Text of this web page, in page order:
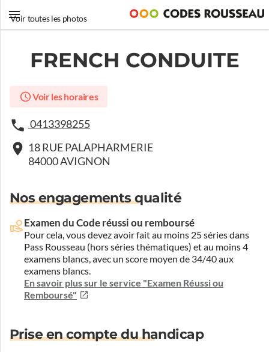
Voir toutes les photos
FRENCH CONDUITE
Voir les horaires
0413398255
18 RUE PALAPHARMERIE
84000 AVIGNON
Nos engagements qualité
Examen du Code réussi ou remboursé
Pour cela, vous devez avoir fait au moins 25 séries dans
Pass Rousseau (hors séries thématiques) et au moins 4
examens blancs, avec un score moyen de 34/40 aux
examens blancs.
En savoir plus sur le service "Examen Réussi ou
Remboursé"
Prise en compte du handicap